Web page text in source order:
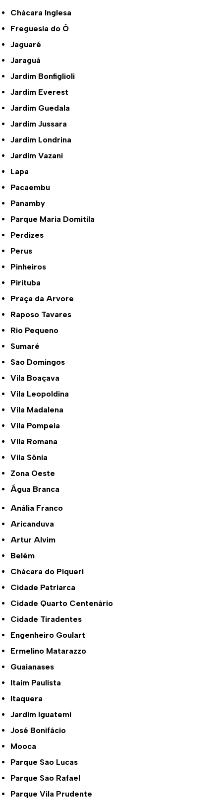
Chácara Inglesa
Freguesia do Ó
Jaguaré
Jaraguá
Jardim Bonfiglioli
Jardim Everest
Jardim Guedala
Jardim Jussara
Jardim Londrina
Jardim Vazani
Lapa
Pacaembu
Panamby
Parque Maria Domitila
Perdizes
Perus
Pinheiros
Pirituba
Praça da Arvore
Raposo Tavares
Rio Pequeno
Sumaré
São Domingos
Vila Boaçava
Vila Leopoldina
Vila Madalena
Vila Pompeia
Vila Romana
Vila Sônia
Zona Oeste
Água Branca
Anália Franco
Aricanduva
Artur Alvim
Belém
Chácara do Piqueri
Cidade Patriarca
Cidade Quarto Centenário
Cidade Tiradentes
Engenheiro Goulart
Ermelino Matarazzo
Guaianases
Itaim Paulista
Itaquera
Jardim Iguatemi
José Bonifácio
Mooca
Parque São Lucas
Parque São Rafael
Parque Vila Prudente